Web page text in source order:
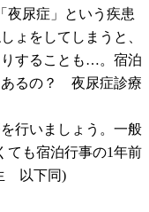
夜尿症」という疾患
ょをしてしまうと、
することも…。宿泊
あるの？ 夜尿症診療
行いましょう。一般
ても宿泊行事の1年前
以下同)